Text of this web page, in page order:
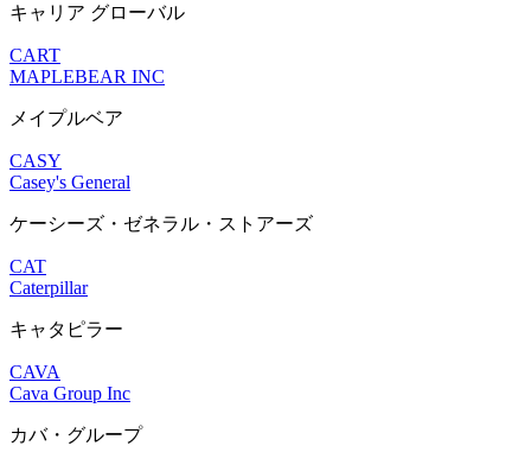
キャリア グローバル
CART
MAPLEBEAR INC
メイプルベア
CASY
Casey's General
ケーシーズ・ゼネラル・ストアーズ
CAT
Caterpillar
キャタピラー
CAVA
Cava Group Inc
カバ・グループ